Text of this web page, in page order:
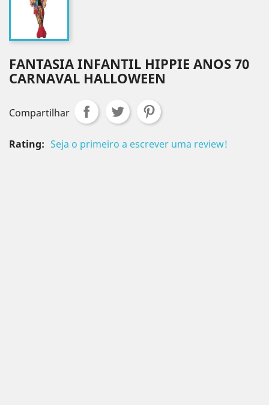
FANTASIA INFANTIL HIPPIE ANOS 70
CARNAVAL HALLOWEEN
Compartilhar
Rating: Seja o primeiro a escrever uma review!